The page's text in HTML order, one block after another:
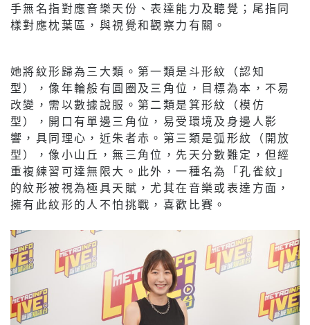
手無名指對應音樂天份、表達能力及聽覺；尾指同
樣對應枕葉區，與視覺和觀察力有關。
她將紋形歸為三大類。第一類是斗形紋（認知
型），像年輪般有圓圈及三角位，目標為本，不易
改變，需以數據說服。第二類是箕形紋（模仿
型），開口有單邊三角位，易受環境及身邊人影
響，具同理心，近朱者赤。第三類是弧形紋（開放
型），像小山丘，無三角位，先天分數難定，但經
重複練習可達無限大。此外，一種名為「孔雀紋」
的紋形被視為極具天賦，尤其在音樂或表達方面，
擁有此紋形的人不怕挑戰，喜歡比賽。